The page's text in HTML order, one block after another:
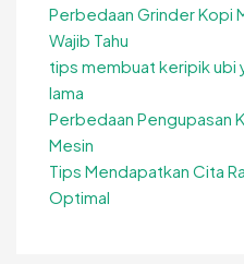
Perbedaan Grinder Kopi
Wajib Tahu
tips membuat keripik ubi
lama
Perbedaan Pengupasan
Mesin
Tips Mendapatkan Cita
Optimal